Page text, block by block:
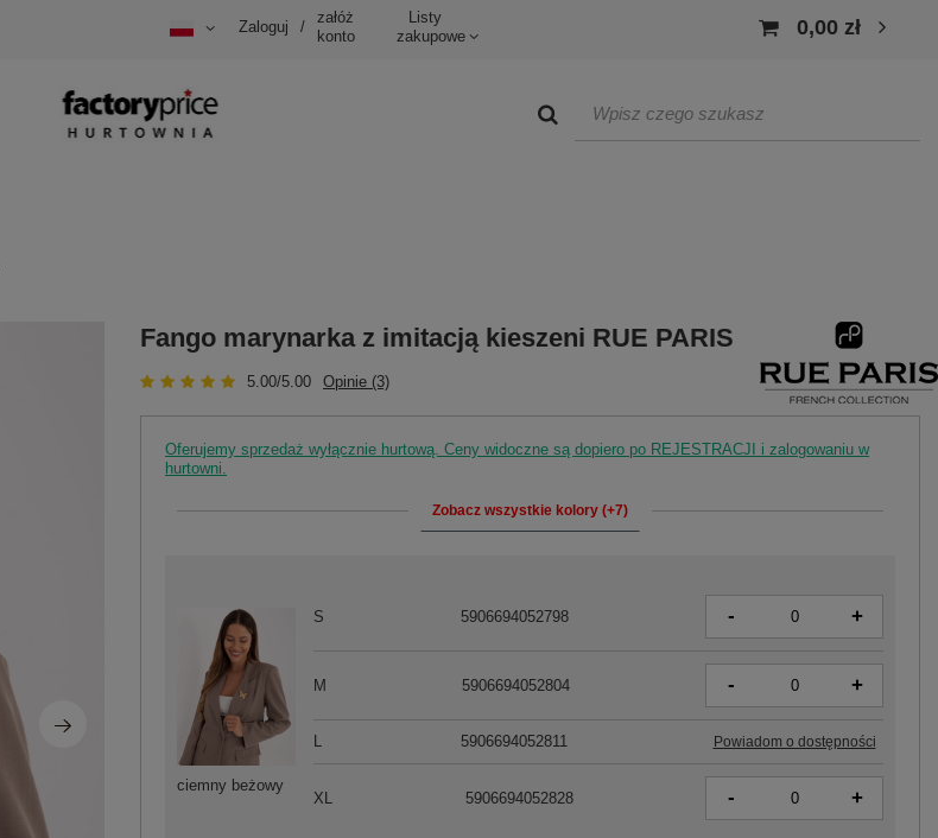
Zaloguj /
załóż
konto
Listy
zakupowe
0,00 zł
Fango marynarka z imitacją kieszeni RUE PARIS
5.00/5.00 Opinie (3)
Oferujemy sprzedaż wyłącznie hurtową. Ceny widoczne są dopiero po REJESTRACJI i zalogowaniu w
hurtowni.
Zobacz wszystkie kolory (+7)
ciemny beżowy
S 5906694052798 - +
M 5906694052804 - +
L 5906694052811 Powiadom o dostępności
XL 5906694052828 - +